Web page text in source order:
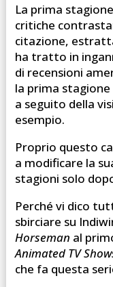
La prima
critiche
citazione,
ha tratto in
di recensioni
la prima
a seguito della
esempio.
Proprio questo
a modificare la
stagioni solo
Perché vi dico
sbirciare su
Horseman al
Animated TV
che fa questa